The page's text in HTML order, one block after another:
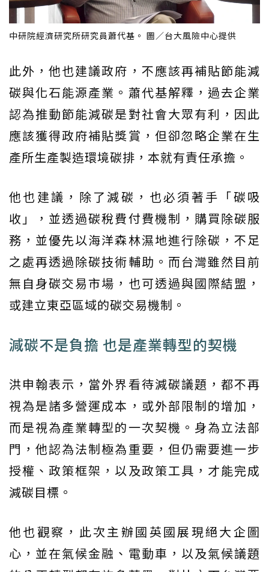
中研院經濟研究所研究員蕭代基。 圖／台大風險中心提供
此外，他也建議政府，不應該再補貼節能減
碳與化石能源產業。蕭代基解釋，過去企業
認為推動節能減碳是對社會大眾有利，因此
應該獲得政府補貼獎賞，但卻忽略企業在生
產所生產製造環境碳排，本就有責任承擔。
他也建議，除了減碳，也必須著手「碳吸
收」，並透過碳稅費付費機制，購買除碳服
務，並優先以海洋森林濕地進行除碳，不足
之處再透過除碳技術輔助。而台灣雖然目前
無自身碳交易市場，也可透過與國際結盟，
或建立東亞區域的碳交易機制。
減碳不是負擔 也是產業轉型的契機
洪申翰表示，當外界看待減碳議題，都不再
視為是諸多營運成本，或外部限制的增加，
而是視為產業轉型的一次契機。身為立法部
門，他認為法制極為重要，但仍需要進一步
授權、政策框架，以及政策工具，才能完成
減碳目標。
他也觀察，此次主辦國英國展現絕大企圖
心，並在氣候金融、電動車，以及氣候議題